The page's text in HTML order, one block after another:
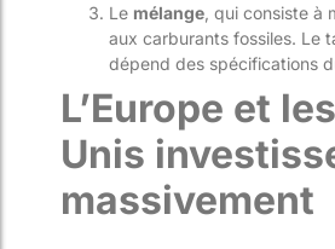
Le mélange , qui consiste à
aux carburants fossiles. Le
dépend des spécifications
L’Europe et
Unis
massivement